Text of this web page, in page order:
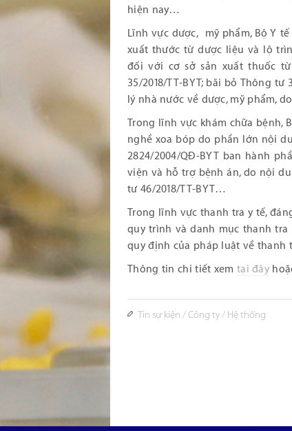
hiện nay…
Lĩnh vực dược, mỹ phẩm, Bộ Y
xuất thước từ dược liệu và lộ
đối với cơ sở sản xuất thuốc
35/2018/TT-BYT; bãi bỏ Thông
lý nhà nước về dược, mỹ phẩm,
Trong lĩnh vực khám chữa bệnh,
nghề xoa bóp do phần lớn nội
2824/2004/QĐ-BYT ban hành
viện và hỗ trợ bệnh án, do nội
tư 46/2018/TT-BYT…
Trong lĩnh vực thanh tra y tế,
quy trình và danh mục thanh
quy định của pháp luật về thanh
Thông tin chi tiết xem tại đây
Tin sự kiện /Công ty/ Hệ thống